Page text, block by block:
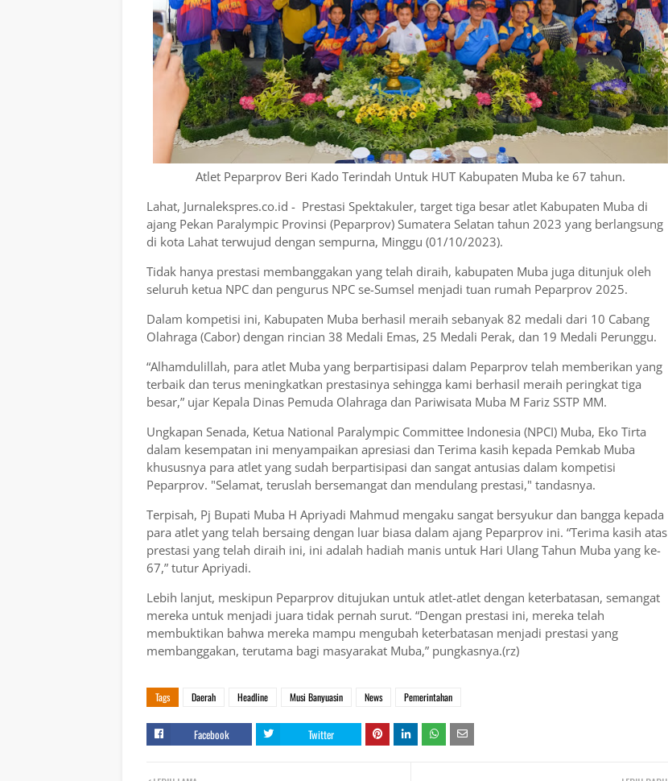
Atlet Peparprov Beri Kado Terindah Untuk HUT Kabupaten Muba ke 67 tahun.
Lahat, Jurnalekspres.co.id - Prestasi Spektakuler, target tiga besar atlet Kabupaten Muba di
ajang Pekan Paralympic Provinsi (Peparprov) Sumatera Selatan tahun 2023 yang berlangsung
di kota Lahat terwujud dengan sempurna, Minggu (01/10/2023).
Tidak hanya prestasi membanggakan yang telah diraih, kabupaten Muba juga ditunjuk oleh
seluruh ketua NPC dan pengurus NPC se-Sumsel menjadi tuan rumah Peparprov 2025.
Dalam kompetisi ini, Kabupaten Muba berhasil meraih sebanyak 82 medali dari 10 Cabang
Olahraga (Cabor) dengan rincian 38 Medali Emas, 25 Medali Perak, dan 19 Medali Perunggu.
“Alhamdulillah, para atlet Muba yang berpartisipasi dalam Peparprov telah memberikan yang
terbaik dan terus meningkatkan prestasinya sehingga kami berhasil meraih peringkat tiga
besar,” ujar Kepala Dinas Pemuda Olahraga dan Pariwisata Muba M Fariz SSTP MM.
Ungkapan Senada, Ketua National Paralympic Committee Indonesia (NPCI) Muba, Eko Tirta
dalam kesempatan ini menyampaikan apresiasi dan Terima kasih kepada Pemkab Muba
khususnya para atlet yang sudah berpartisipasi dan sangat antusias dalam kompetisi
Peparprov. "Selamat, teruslah bersemangat dan mendulang prestasi," tandasnya.
Terpisah, Pj Bupati Muba H Apriyadi Mahmud mengaku sangat bersyukur dan bangga kepada
para atlet yang telah bersaing dengan luar biasa dalam ajang Peparprov ini. “Terima kasih atas
prestasi yang telah diraih ini, ini adalah hadiah manis untuk Hari Ulang Tahun Muba yang ke-
67,” tutur Apriyadi.
Lebih lanjut, meskipun Peparprov ditujukan untuk atlet-atlet dengan keterbatasan, semangat
mereka untuk menjadi juara tidak pernah surut. “Dengan prestasi ini, mereka telah
membuktikan bahwa mereka mampu mengubah keterbatasan menjadi prestasi yang
membanggakan, terutama bagi masyarakat Muba,” pungkasnya.(rz)
Tags Daerah Headline Musi Banyuasin News Pemerintahan
Facebook Twitter